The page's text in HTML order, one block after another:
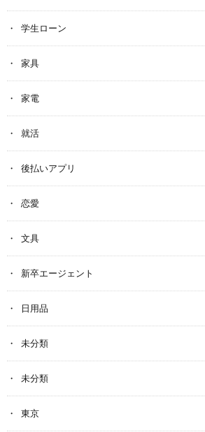
学生ローン
家具
家電
就活
後払いアプリ
恋愛
文具
新卒エージェント
日用品
未分類
未分類
東京